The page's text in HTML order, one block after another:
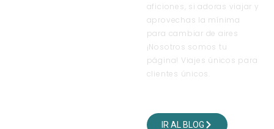
aficiones, si adoras viajar y
aprovechas la mínima
para cambiar de aires
¡Nosotros somos tu
página! Viajes únicos para
clientes únicos.
IR AL BLOG